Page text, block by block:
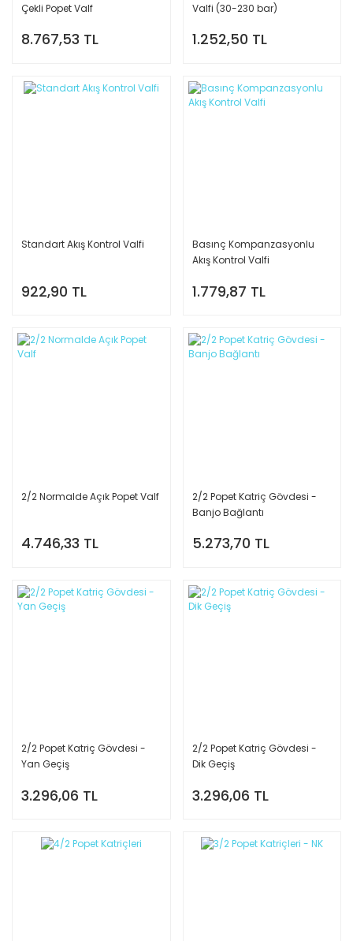
Çekli Popet Valf
8.767,53 TL
Valfi (30-230 bar)
1.252,50 TL
Standart Akış Kontrol Valfi
922,90 TL
Basınç Kompanzasyonlu
Akış Kontrol Valfi
1.779,87 TL
2/2 Normalde Açık Popet Valf
4.746,33 TL
2/2 Popet Katriç Gövdesi -
Banjo Bağlantı
5.273,70 TL
2/2 Popet Katriç Gövdesi -
Yan Geçiş
3.296,06 TL
2/2 Popet Katriç Gövdesi -
Dik Geçiş
3.296,06 TL